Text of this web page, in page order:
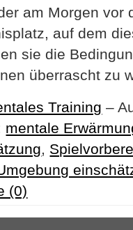
am Morgen vor
auf dem
sie die
überrascht zu
Training –
mentale
,
(0)